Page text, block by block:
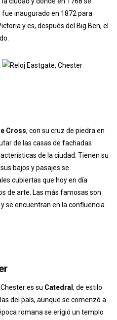
inaugurado en 1872 para
y es, después del Big Ben, el
Cross, con su cruz de piedra en
de las casas de fachadas
de la ciudad. Tienen su
bajos y pasajes se
cubiertas que hoy en día
de arte. Las más famosas son
se encuentran en la confluencia
es su Catedral , de estilo
del país, aunque se comenzó a
romana se erigió un templo